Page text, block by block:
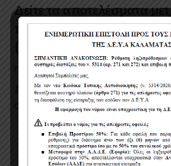
Δείτε τα αποτελέσματα
πόσιμου νερού στην
(καφενείο) έτος 2017
ΠΌΣΙΜΑ ΑΣΟΣ 6 έτη πριν
Δείτε την μέτρηση στις : 10/2017
στις : 11/2017 Δείτε την μέτρηση